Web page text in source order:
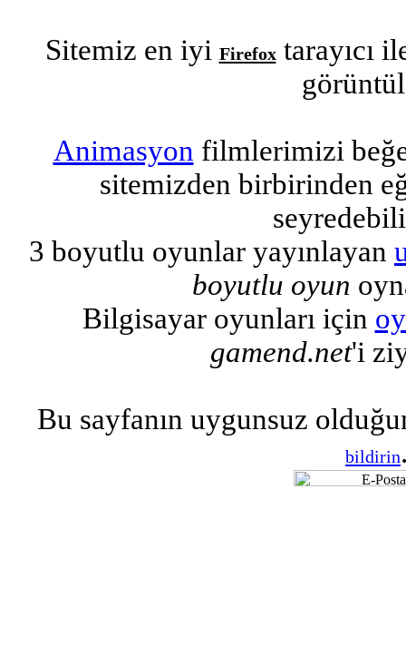
Sitemiz en iyi Firefoxtarayıcı
Animasyon filmlerimizi
sitemizden birbirinden
3 boyutlu oyunlar yayınlayan
boyutlu oyun
Bilgisayar oyunları için
gamend.net'i
Bu sayfanın uygunsuz
bildirin